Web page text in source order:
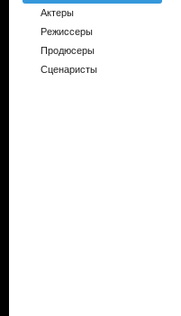
Актеры
Режиссеры
Продюсеры
Сценаристы